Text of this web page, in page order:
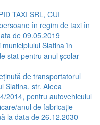
TAXI SRL, CUI
în regim de taxi în
de 09.05.2019
Slatina în
stat pentru anul școlar
de transportatorul
Slatina, str. Aleea
2014, pentru autovehiculul
anul de fabricație
la data de 26.12.2030